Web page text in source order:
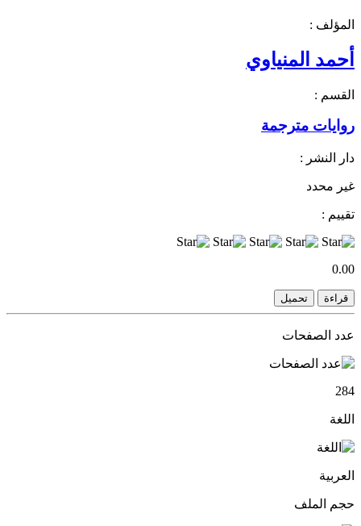
المؤلف :
أحمد المنياوي
القسم :
روايات مترجمة
دار النشر :
غير محدد
تقييم :
0.00
قراءة تحميل
عدد الصفحات
284
اللغة
العربية
حجم الملف